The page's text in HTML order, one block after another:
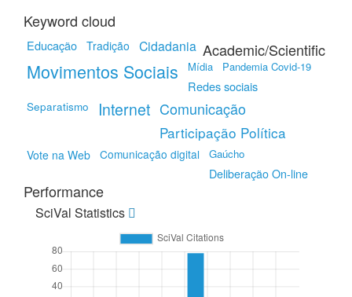
Keyword cloud
Educação Tradição Cidadania
Movimentos Sociais Mídia Pandemia Covid-19
Redes sociais
Separatismo Internet Comunicação
Participação Política
Vote na Web Comunicação digital Gaúcho
Deliberação On-line
Academic/Scientific
Performance
SciVal Statistics